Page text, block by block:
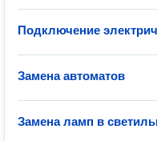
Подключение
Замена автоматов
Замена ламп в